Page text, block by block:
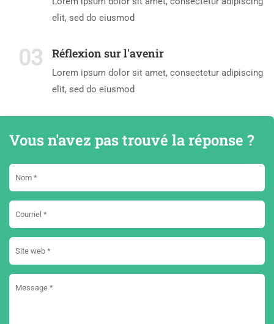
elit, sed do eiusmod
03 Réflexion sur l'avenir
Lorem ipsum dolor sit amet, consectetur adipiscing
elit, sed do eiusmod
Vous n'avez pas trouvé la réponse ?